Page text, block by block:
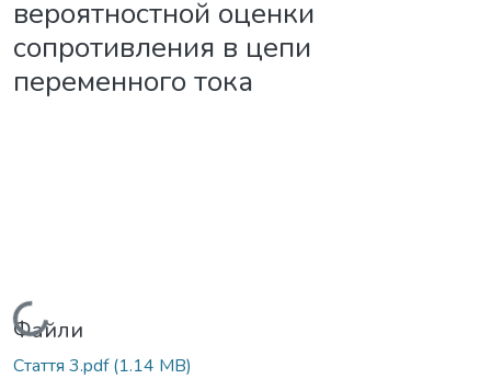
вероятностной оценки
сопротивления в цепи
переменного тока
Вантажиться...
Файли
Стаття 3.pdf(1.14 MB)